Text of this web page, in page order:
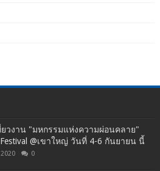
วงาน "มหกรรมแห่งความผ่อนคลาย"
Festival @เขาใหญ่ วันที่ 4-6 กันยายน นี้
0